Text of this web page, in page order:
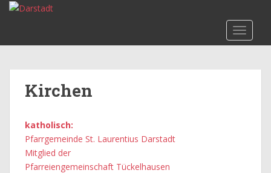
p
Kirchen
katholisch:
Pfarrgemeinde St. Laurentius Darstadt
Mitglied der
Pfarreiengemeinschaft Tückelhausen